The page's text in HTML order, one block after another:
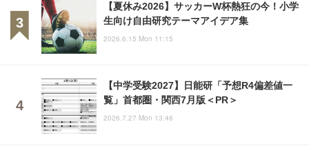
【夏休み2026】サッカーW杯熱狂の今！小学
生向け自由研究テーマアイデア集
2026.6.15 Mon 11:15
【中学受験2027】日能研「予想R4偏差値一
覧」首都圏・関西7月版＜PR＞
2026.7.27 Mon 13:46